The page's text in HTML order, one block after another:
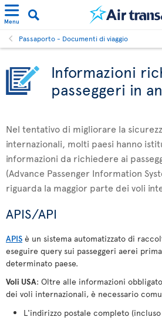
Menu
Passaporto - Documenti di viaggio
Informazioni
passeggeri in
Nel tentativo di migliorare la
internazionali, molti paesi hanno
informazioni da richiedere ai
(Advance Passenger Information
riguarda la maggior parte dei voli
APIS/API
APIS è un sistema automatizzato di
eseguire query sui passeggeri aerei
determinato paese.
Voli USA: Oltre alle informazioni
dei voli internazionali, è necessario
L'indirizzo postale completo